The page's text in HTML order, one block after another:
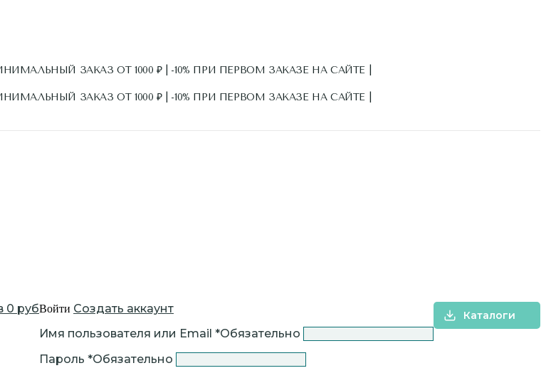
ЗАКАЗ ОТ 1000 ₽ | -10% ПРИ ПЕРВОМ ЗАКАЗЕ НА САЙТЕ |
ЗАКАЗ ОТ 1000 ₽ | -10% ПРИ ПЕРВОМ ЗАКАЗЕ НА САЙТЕ |
0 рубВойти Создать аккаунт
Имя пользователя или Email *Обязательно
Пароль *Обязательно
Каталоги